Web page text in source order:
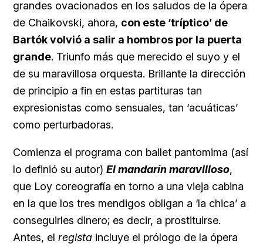
grandes ovacionados en los saludos de la ópera
de Chaikovski, ahora, con este ‘tríptico’ de
Bartók volvió a salir a hombros por la puerta
grande. Triunfo más que merecido el suyo y el
de su maravillosa orquesta. Brillante la dirección
de principio a fin en estas partituras tan
expresionistas como sensuales, tan ‘acuáticas’
como perturbadoras.
Comienza el programa con ballet pantomima (así
lo definió su autor) El mandarín maravilloso,
que Loy coreografía en torno a una vieja cabina
en la que los tres mendigos obligan a ‘la chica’ a
conseguirles dinero; es decir, a prostituirse.
Antes, el regista incluye el prólogo de la ópera